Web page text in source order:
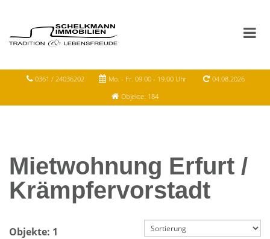
0361 / 24036202 Mo. - Fr. 09.00 - 19.00 Uhr
04.08.2026
Objekte: 184
Mietwohnung Erfurt /
Krämpfervorstadt
Objekte: 1